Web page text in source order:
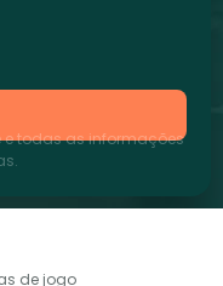
todas as informações
de jogo